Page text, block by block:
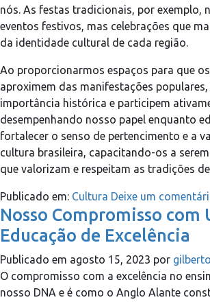
nós. As festas tradicionais, por exemplo,
eventos festivos, mas celebrações que
da identidade cultural de cada região.
Ao proporcionarmos espaços para que
aproximem das manifestações
importância histórica e participem
desempenhando nosso papel enquanto
fortalecer o senso de pertencimento e a
cultura brasileira, capacitando-os a
que valorizam e respeitam as tradições
Publicado em: Cultura Deixe um
Nosso Compromisso com
Educação de Excelência
Publicado em agosto 15, 2023 por
O compromisso com a excelência no
nosso DNA e é como o Anglo Alante